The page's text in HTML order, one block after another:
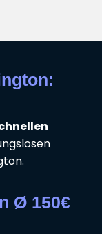
Ø 150€